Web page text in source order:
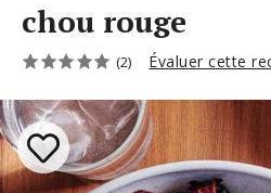
chou rouge
(2) Évaluer cette